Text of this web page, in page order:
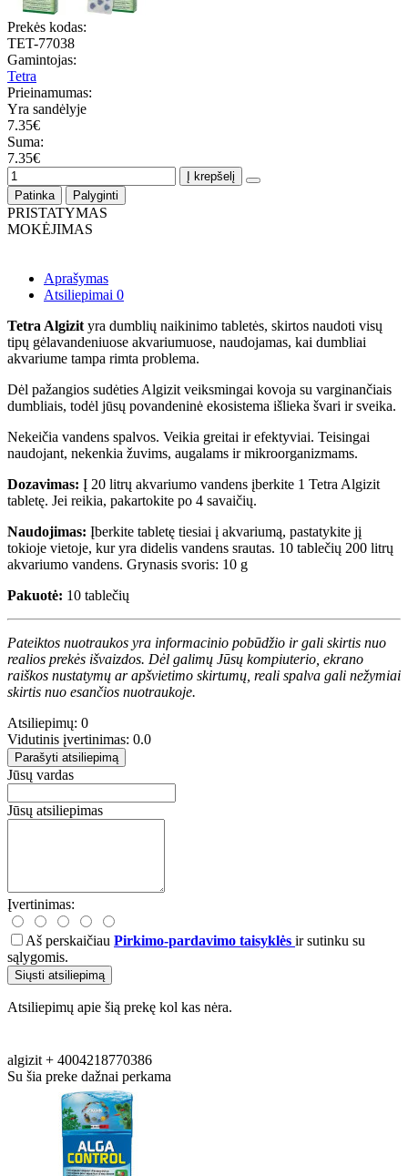
Prekės kodas:
TET-77038
Gamintojas:
Tetra
Prieinamumas:
Yra sandėlyje
7.35€
Suma:
7.35€
Į krepšelį
Patinka
Palyginti
PRISTATYMAS
MOKĖJIMAS
Aprašymas
Atsiliepimai 0
Tetra Algizit yra dumblių naikinimo tabletės, skirtos naudoti visų
tipų gėlavandeniuose akvariumuose, naudojamas, kai dumbliai
akvariume tampa rimta problema.
Dėl pažangios sudėties Algizit veiksmingai kovoja su varginančiais
dumbliais, todėl jūsų povandeninė ekosistema išlieka švari ir sveika.
Nekeičia vandens spalvos. Veikia greitai ir efektyviai. Teisingai
naudojant, nekenkia žuvims, augalams ir mikroorganizmams.
Dozavimas: Į 20 litrų akvariumo vandens įberkite 1 Tetra Algizit
tabletę. Jei reikia, pakartokite po 4 savaičių.
Naudojimas: Įberkite tabletę tiesiai į akvariumą, pastatykite jį
tokioje vietoje, kur yra didelis vandens srautas. 10 tablečių 200 litrų
akvariumo vandens. Grynasis svoris: 10 g
Pakuotė: 10 tablečių
Pateiktos nuotraukos yra informacinio pobūdžio ir gali skirtis nuo
realios prekės išvaizdos. Dėl galimų Jūsų kompiuterio, ekrano
raiškos nustatymų ar apšvietimo skirtumų, reali spalva gali nežymiai
skirtis nuo esančios nuotraukoje.
Atsiliepimų: 0
Vidutinis įvertinimas: 0.0
Parašyti atsiliepimą
Jūsų vardas
Jūsų atsiliepimas
Įvertinimas:
Aš perskaičiau Pirkimo-pardavimo taisyklės ir sutinku su
sąlygomis.
Siųsti atsiliepimą
Atsiliepimų apie šią prekę kol kas nėra.
algizit + 4004218770386
Su šia preke dažnai perkama